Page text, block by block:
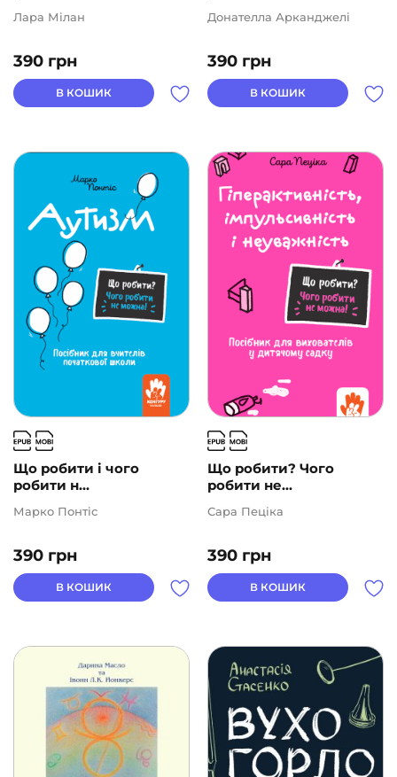
390 грн
Лара Мілан
В КОШИК
390 грн
Донателла Арканджелі
В КОШИК
Що робити і чого
робити н...
390 грн
Марко Понтіс
В КОШИК
Що робити? Чого
робити не...
390 грн
Сара Пеціка
В КОШИК